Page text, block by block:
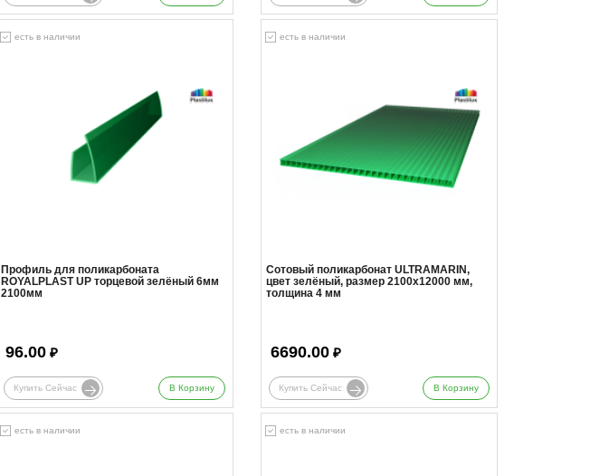
есть в наличии
Профиль для поликарбоната
ROYALPLAST UP торцевой зелёный 6мм
2100мм
96.00 ₽
Купить Сейчас В Корзину
есть в наличии
Сотовый поликарбонат ULTRAMARIN,
цвет зелёный, размер 2100x12000 мм,
толщина 4 мм
6690.00₽
Купить Сейчас В Корзину
есть в наличии есть в наличии